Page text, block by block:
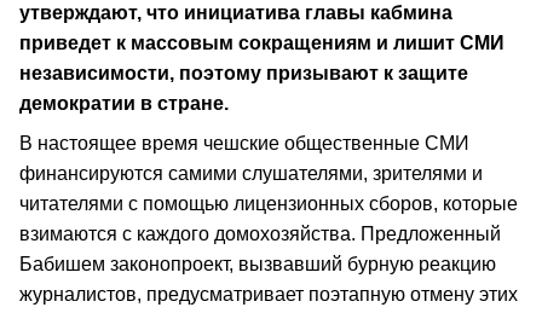
утверждают, что инициатива главы кабмина
приведет к массовым сокращениям и лишит СМИ
независимости, поэтому призывают к защите
демократии в стране.
В настоящее время чешские общественные СМИ
финансируются самими слушателями, зрителями и
читателями с помощью лицензионных сборов, которые
взимаются с каждого домохозяйства. Предложенный
Бабишем законопроект, вызвавший бурную реакцию
журналистов, предусматривает поэтапную отмену этих